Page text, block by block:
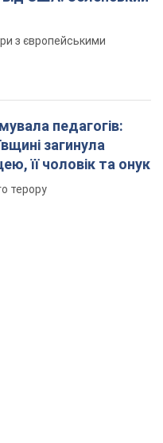
з європейськими
педагогів:
загинула
її чоловік та онук
терору